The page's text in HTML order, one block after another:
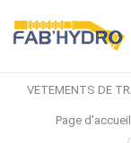
VETEMENTS DE
Page d'accueil